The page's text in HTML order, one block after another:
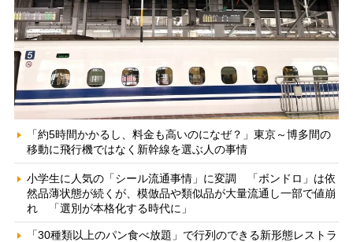
「約5時間かかるし、料金も高いのになぜ？」東京～博多間の
移動に飛行機ではなく新幹線を選ぶ人の事情
小学生に人気の「シール流通事情」に変調 「ボンドロ」は依
然品薄状態が続くが、模倣品や類似品が大量流通し一部で値崩
れ 「選別が本格化する時代に」
「30種類以上のパン食べ放題」で行列のできる新形態レストラ